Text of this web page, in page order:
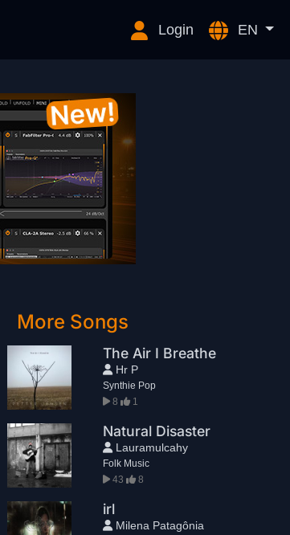
Login EN
More Songs
The Air I Breathe
Hr P
Synthie Pop
8
1
Natural Disaster
Lauramulcahy
Folk Music
43
8
irl
Milena Patagônia